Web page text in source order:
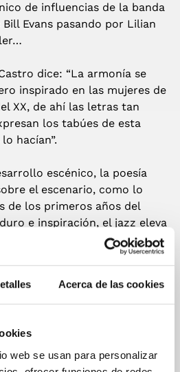
Acerca de las cookies
web se usan para personalizar
de influencias de la banda
Evans pasando por Lilian
dice: “La armonía se
inspirado en las mujeres de
XX, de ahí las letras tan
los tabúes de esta
hacían”.
escénico, la poesía
el escenario, como lo
de los primeros años del
e inspiración, el jazz eleva
al más alto rango de un
contemporáneas